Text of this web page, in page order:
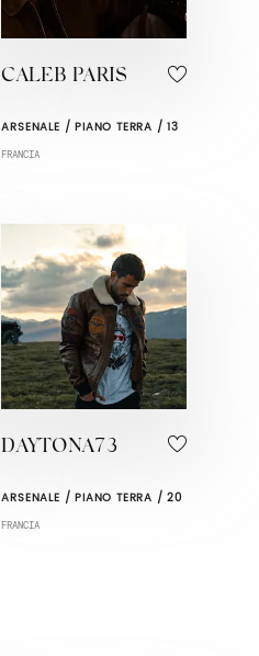
CALEB PARIS
ARSENALE / PIANO TERRA / 13
FRANCIA
DAYTONA73
ARSENALE / PIANO TERRA / 20
FRANCIA